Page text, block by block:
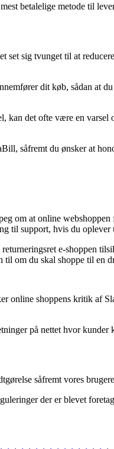
betalelige metode til
set sig tvunget til at
dit køb, sådan at
kan det ofte være en
såfremt du ønsker at
om at online
til support, hvis du
e-shoppen
til om du skal shoppe til en
online shoppens kritik af
på nettet hvor
såfremt vores
der er blevet